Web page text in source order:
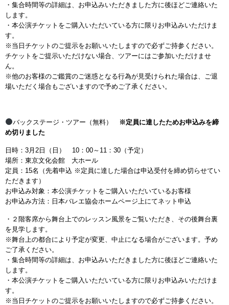
・集合時間等の詳細は、お申込みいただきました方に後ほどご連絡いた
します。
・本公演チケットをご購入いただいている方に限りお申込みいただけま
す。
※当日チケットのご提示をお願いいたしますので必ずご持参ください。
チケットをご提示いただけない場合、ツアーにはご参加いただけませ
ん。
※他のお客様のご鑑賞のご迷惑となる行為が見受けられた場合は、ご退
場いただく場合もございますので予めご了承ください。
バックステージ・ツアー（無料）
※定員に達したためお申込みを締
め切りました
日時：3月2日（日） 10：00～11：30（予定）
場所：東京文化会館 大ホール
定員：15名（先着申込 ※定員に達した場合は申込受付を締め切らせてい
ただきます）
お申込み対象：本公演チケットをご購入いただいているお客様
お申込み方法：日本バレエ協会ホームページ上にてネット申込
・２階客席から舞台上でのレッスン風景をご覧いただき、その後舞台裏
を見学します。
※舞台上の都合により予定が変更、中止になる場合がございます。予め
ご了承ください。
・集合時間等の詳細は、お申込みいただきました方に後ほどご連絡いた
します。
・本公演チケットをご購入いただいている方に限りお申込みいただけま
す。
※当日チケットのご提示をお願いいたしますので必ずご持参ください。